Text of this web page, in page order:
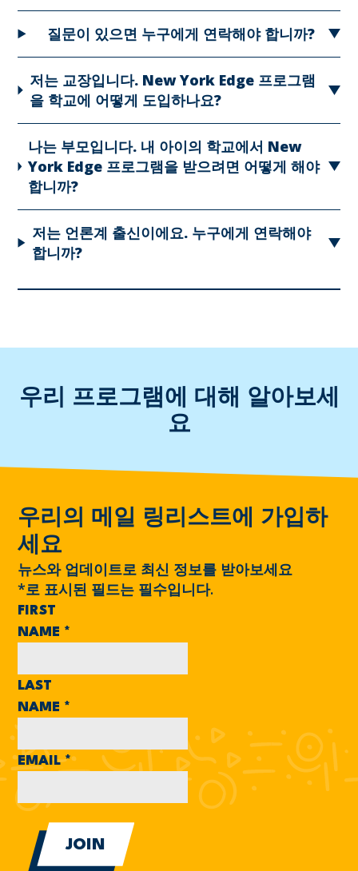
질문이 있으면 누구에게 연락해야 합니까?
저는 교장입니다. New York Edge 프로그램
을 학교에 어떻게 도입하나요?
나는 부모입니다. 내 아이의 학교에서 New
York Edge 프로그램을 받으려면 어떻게 해야
합니까?
저는 언론계 출신이에요. 누구에게 연락해야
합니까?
우리 프로그램에 대해 알아보세
요
우리의 메일 링리스트에 가입하
세요
뉴스와 업데이트로 최신 정보를 받아보세요
*로 표시된 필드는 필수입니다.
FIRST
NAME *
LAST
NAME *
EMAIL*